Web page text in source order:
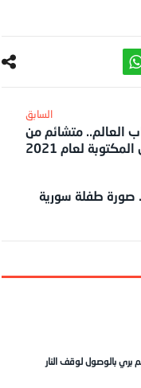
العالم.. متشائم من
لعام 2021
طفلة سورية
بري بالوصول لوقف النار